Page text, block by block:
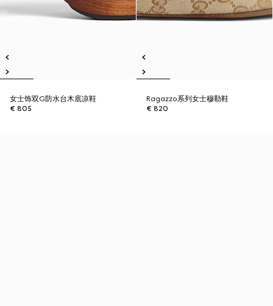
女士饰双G防水台木底凉鞋
€ 805
Ragazzo系列女士穆勒鞋
€ 820